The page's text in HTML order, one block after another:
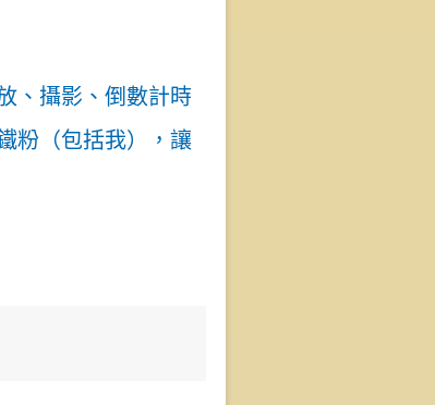
、攝影、倒數計時
粉（包括我），讓